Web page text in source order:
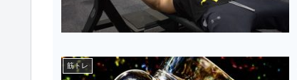
筋トレ